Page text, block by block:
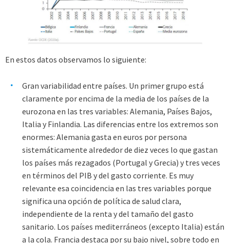
En estos datos observamos lo siguiente:
Gran variabilidad entre países. Un primer grupo está
claramente por encima de la media de los países de la
eurozona en las tres variables: Alemania, Países Bajos,
Italia y Finlandia. Las diferencias entre los extremos son
enormes: Alemania gasta en euros por persona
sistemáticamente alrededor de diez veces lo que gastan
los países más rezagados (Portugal y Grecia) y tres veces
en términos del PIB y del gasto corriente. Es muy
relevante esa coincidencia en las tres variables porque
significa una opción de política de salud clara,
independiente de la renta y del tamaño del gasto
sanitario. Los países mediterráneos (excepto Italia) están
a la cola. Francia destaca por su bajo nivel, sobre todo en